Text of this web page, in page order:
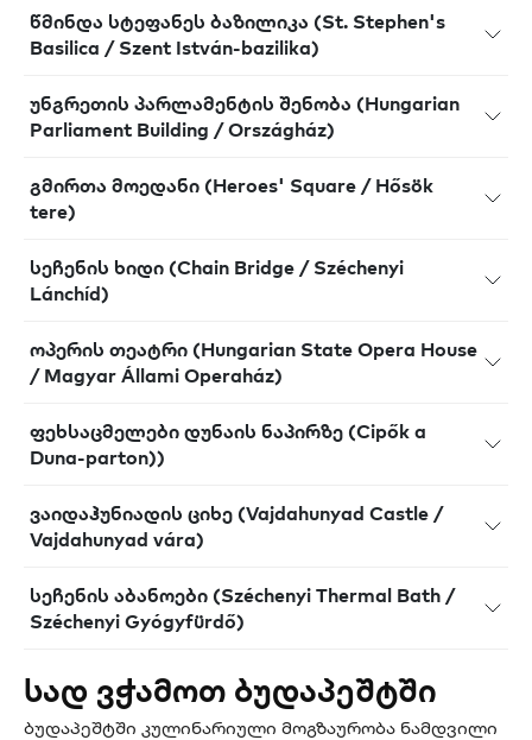
წმინდა სტეფანეს ბაზილიკა (St. Stephen's
Basilica / Szent István-bazilika)
უნგრეთის პარლამენტის შენობა (Hungarian
Parliament Building / Országház)
გმირთა მოედანი (Heroes' Square / Hősök
tere)
სეჩენის ხიდი (Chain Bridge / Széchenyi
Lánchíd)
ოპერის თეატრი (Hungarian State Opera House
/ Magyar Állami Operaház)
ფეხსაცმელები დუნაის ნაპირზე (Cipők a
Duna-parton))
ვაიდაჰუნიადის ციხე (Vajdahunyad Castle /
Vajdahunyad vára)
სეჩენის აბანოები (Széchenyi Thermal Bath /
Széchenyi Gyógyfürdő)
სად ვჭამოთ ბუდაპეშტში
ბუდაპეშტში კულინარიული მოგზაურობა ნამდვილი